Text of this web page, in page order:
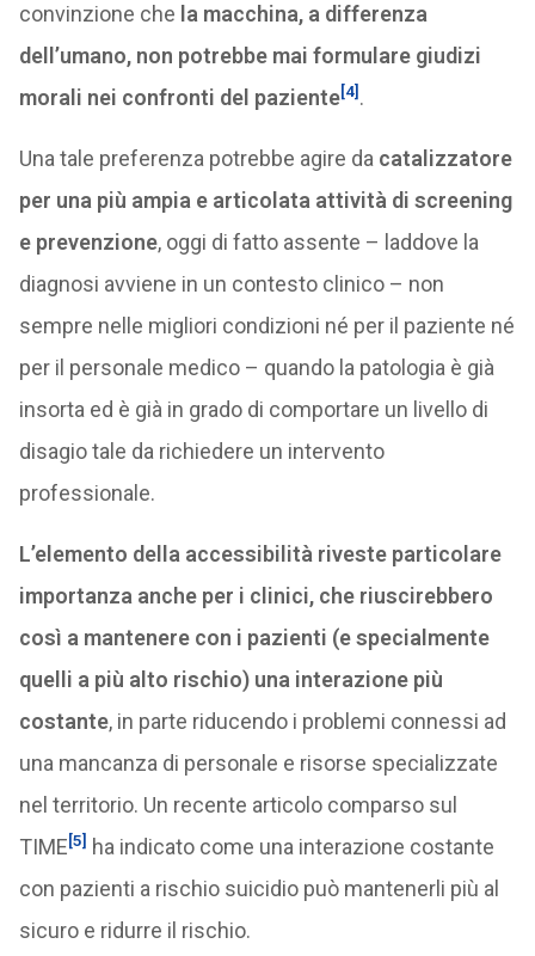
convinzione che la macchina, a differenza
dell’umano, non potrebbe mai formulare giudizi
morali nei confronti del paziente[4] .
Una tale preferenza potrebbe agire da catalizzatore
per una più ampia e articolata attività di screening
e prevenzione, oggi di fatto assente – laddove la
diagnosi avviene in un contesto clinico – non
sempre nelle migliori condizioni né per il paziente né
per il personale medico – quando la patologia è già
insorta ed è già in grado di comportare un livello di
disagio tale da richiedere un intervento
professionale.
L’elemento della accessibilità riveste particolare
importanza anche per i clinici, che riuscirebbero
così a mantenere con i pazienti (e specialmente
quelli a più alto rischio) una interazione più
costante, in parte riducendo i problemi connessi ad
una mancanza di personale e risorse specializzate
nel territorio. Un recente articolo comparso sul
TIME[5] ha indicato come una interazione costante
con pazienti a rischio suicidio può mantenerli più al
sicuro e ridurre il rischio.